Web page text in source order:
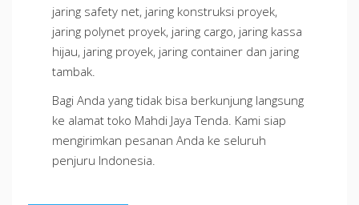
jaring safety net, jaring konstruksi proyek,
jaring polynet proyek, jaring cargo, jaring kassa
hijau, jaring proyek, jaring container dan jaring
tambak.
Bagi Anda yang tidak bisa berkunjung langsung
ke alamat toko Mahdi Jaya Tenda. Kami siap
mengirimkan pesanan Anda ke seluruh
penjuru Indonesia.